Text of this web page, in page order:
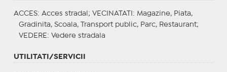
ACCES: Acces stradal; VECINATATI : Magazine, Piata,
Gradinita, Scoala, Transport public, Parc, Restaurant;
VEDERE : Vedere stradala
UTILITATI/SERVICII